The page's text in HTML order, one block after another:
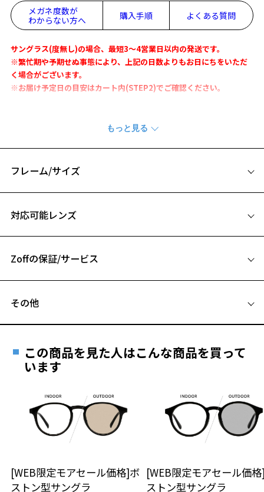
メガネ度数が
わからない方へ
購入手順 よくある質問
サングラス(度無し)の場合、最短3～4営業日以内の発送です。
※繁忙期や予期せぬ事態により、上記の日数よりもお日にちをいただ
く場合がございます。
※お届け予定日の目安はカート内(STEP2)でご確認ください。
ユニセックスで人気のウェリントンシェイプを採用し、顔馴染みも抜
群。
レンズカラーは定番のブラックやブラウンに加え、夏にぴったりの爽
やかなブルーも展開。
す。
■高温(60℃以上)環境や急激な温度差は変形、表面層のひび割れの原
い。
■傷をつけるような金属と一緒にしまわないようご注意ください。
品名：サングラス
レンズの材質：プラスチック(コーティング)
レンズカラー：SMOKY GRAY(Z-SMOKY_GY60F)/グレー系
テンプルの材質：プラスチック(塗装)
可視光線透過率：40%
紫外線透過率：0.1%以下
UV100%CUT ※ISO12312-1基準
ゾフ・カスタマーサポート
フレーム/サイズ
B ブリッジ(鼻部分)の横幅：18mm
対応可能レンズ
フレームとレンズの合計料金を知りたい方へ
Zoffの保証/サービス
安心1 フレーム１年間品質保証
日または発送日より１年間修理又は交換させて頂
きます。
※保証期間内に交換が行われた場合、保証期間は初期の期間から
延長されません。
安心2 視力測定無料
その他
ご希望のお客さまは、「レンズ交換券」をお選びのうえ、
最寄りのZoff実店舗にてレンズをお買い求めください。
※サングラスやパッケージ品では「レンズ交換券」はお選び
談ください。
オンラインストアでフレームのみ購入して、
この商品を見た人はこんな商品を買って
います
[WEB限定モアセール価格]ボ
ストン型サングラ
[WEB限定モアセール価
ストン型サングラ